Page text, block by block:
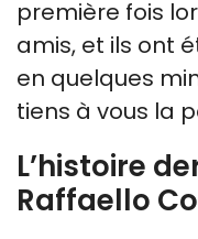
première fois
amis, et ils ont
en quelques
tiens à vous la
L’histoire
Raffaello